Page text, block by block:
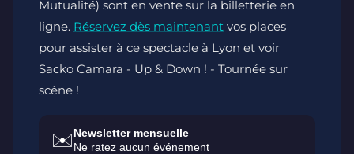
Mutualité) sont en vente sur la billetterie en
ligne. Réservez dès maintenant vos places
pour assister à ce spectacle à Lyon et voir
Sacko Camara - Up & Down ! - Tournée sur
scène !
✉️Newsletter mensuelle
Ne ratez aucun événement